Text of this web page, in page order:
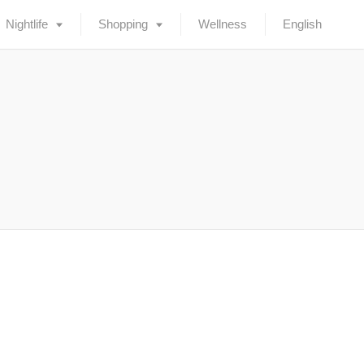
Nightlife Shopping Wellness English